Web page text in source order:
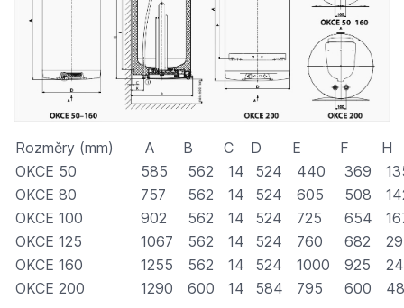
Rozměry (mm) A B C D E F
H
OKCE 50
585 562 14 524 440 369
OKCE 80
757 562 14 524 605 508
OKCE 100
902 562 14 524 725 654
OKCE 125
1067 562 14 524 760 682
OKCE 160
1255 562 14 524 1000 925
OKCE 200
1290 600 14 584 795 600